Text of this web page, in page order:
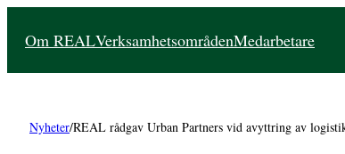
Om REALVerksamhetsområdenMedarbetare
Nyheter/REAL rådgav Urban Partners vid avyttring av